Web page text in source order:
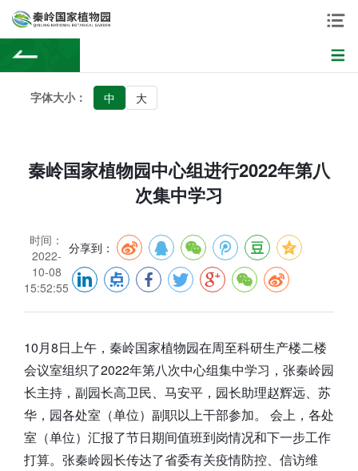
字体大小： 中 大
秦岭国家植物园中心组进行2022年第八
次集中学习
时间：
2022-
10-08
15:52:55
分享到：
10月8日上午，秦岭国家植物园在周至科研生产楼二楼
会议室组织了2022年第八次中心组集中学习，张秦岭园
长主持，副园长高卫民、马安平，园长助理赵辉远、苏
华，园各处室（单位）副职以上干部参加。 会上，各处
室（单位）汇报了节日期间值班到岗情况和下一步工作
打算。张秦岭园长传达了省委有关疫情防控、信访维